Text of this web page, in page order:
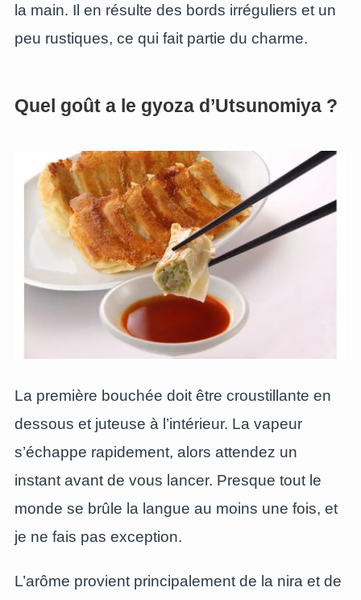
la main. Il en résulte des bords irréguliers et un
peu rustiques, ce qui fait partie du charme.
Quel goût a le gyoza d’Utsunomiya ?
La première bouchée doit être croustillante en
dessous et juteuse à l’intérieur. La vapeur
s’échappe rapidement, alors attendez un
instant avant de vous lancer. Presque tout le
monde se brûle la langue au moins une fois, et
je ne fais pas exception.
L’arôme provient principalement de la nira et de